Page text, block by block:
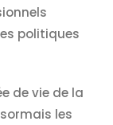
politiques
de vie de la
les